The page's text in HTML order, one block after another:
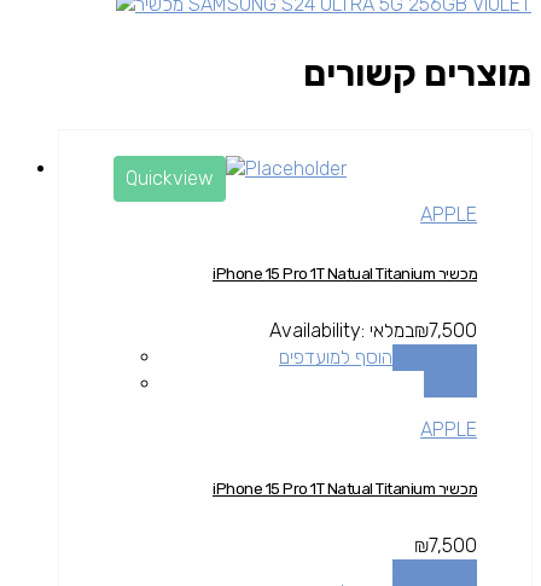
מוצרים קשורים
Quickview
APPLE
מכשיר iPhone 15 Pro 1T Natual Titanium
₪7,500
Availability: במלאי
הוסף למועדפים
APPLE
מכשיר iPhone 15 Pro 1T Natual Titanium
₪7,500